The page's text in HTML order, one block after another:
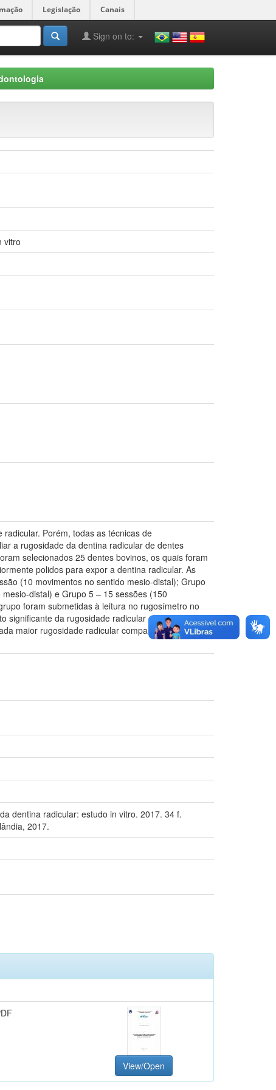
Legislação Canais
Sign on to:
vitro
Porém, todas as técnicas de
a rugosidade da dentina radicular de dentes
selecionados 25 dentes bovinos, os quais foram
polidos para expor a dentina radicular. As
(10 movimentos no sentido mesio-distal); Grupo
distal) e Grupo 5 – 15 sessões (150
foram submetidas à leitura no rugosímetro no
significante da rugosidade radicular quando
maior rugosidade radicular comparado aos outros
dentina radicular: estudo in vitro. 2017. 34 f.
2017.
View/Open